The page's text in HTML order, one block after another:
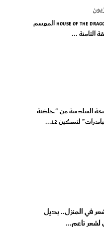
مسلسل House of the Dragon الموسم
الثامنة ...
السادسة من "حاضنة
لتمكين 12...
في المنزل.. بديل
لشعر ناعم...